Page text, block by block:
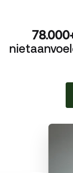
niet